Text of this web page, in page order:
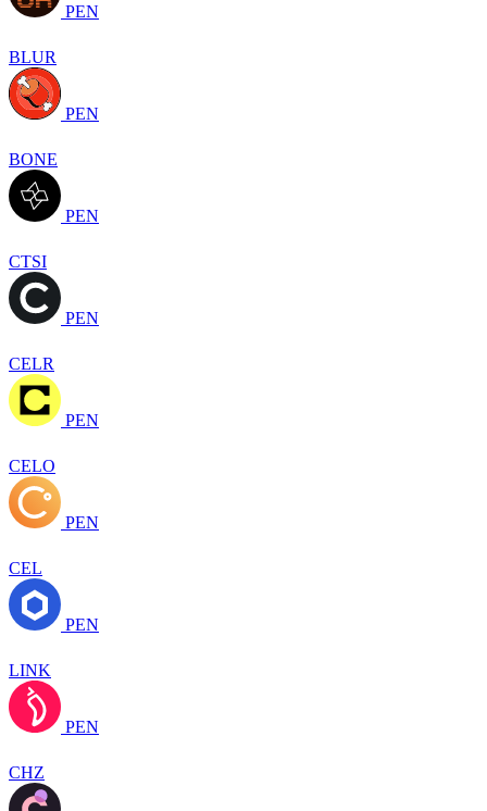
PEN
BLUR
PEN
BONE
PEN
CTSI
PEN
CELR
PEN
CELO
PEN
CEL
PEN
LINK
PEN
CHZ